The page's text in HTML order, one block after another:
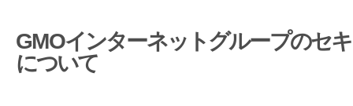
GMOインターネットグループのセ
について